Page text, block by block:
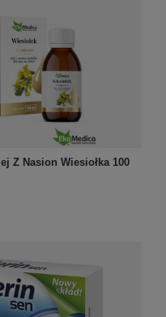
Z Nasion Wiesiołka 100